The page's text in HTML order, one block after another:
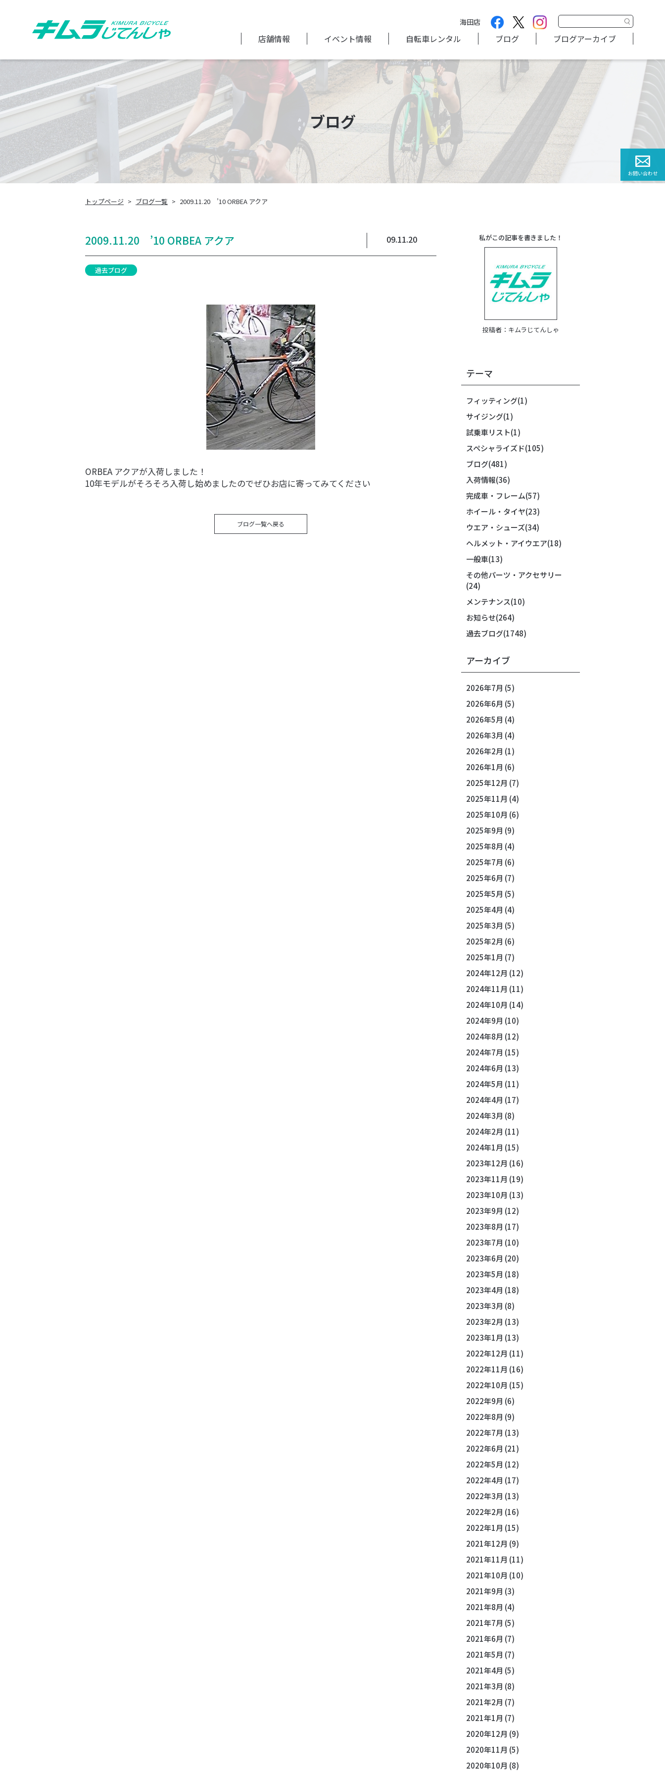
海田店
店舗情報 イベント情報 自転車レンタル ブログ ブログアーカイブ
ブログ
トップページ ブログ一覧 2009.11.20 ’10 ORBEA アクア
2009.11.20 ’10 ORBEA アクア 09.11.20
過去ブログ
ORBEA アクアが入荷しました！
10年モデルがそろそろ入荷し始めましたのでぜひお店に寄ってみてください
ブログ一覧へ戻る
私がこの記事を書きました！
投稿者： キムラじてんしゃ
テーマ
フィッティング(1)
サイジング(1)
試乗車リスト(1)
スペシャライズド(105)
ブログ(481)
入荷情報(36)
完成車・フレーム(57)
ホイール・タイヤ(23)
ウエア・シューズ(34)
ヘルメット・アイウエア(18)
一般車(13)
その他パーツ・アクセサリー
(24)
メンテナンス(10)
お知らせ(264)
過去ブログ(1748)
アーカイブ
2026年7月 (5)
2026年6月 (5)
2026年5月 (4)
2026年3月 (4)
2026年2月 (1)
2026年1月 (6)
2025年12月 (7)
2025年11月 (4)
2025年10月 (6)
2025年9月 (9)
2025年8月 (4)
2025年7月 (6)
2025年6月 (7)
2025年5月 (5)
2025年4月 (4)
2025年3月 (5)
2025年2月 (6)
2025年1月 (7)
2024年12月 (12)
2024年11月 (11)
2024年10月 (14)
2024年9月 (10)
2024年8月 (12)
2024年7月 (15)
2024年6月 (13)
2024年5月 (11)
2024年4月 (17)
2024年3月 (8)
2024年2月 (11)
2024年1月 (15)
2023年12月 (16)
2023年11月 (19)
2023年10月 (13)
2023年9月 (12)
2023年8月 (17)
2023年7月 (10)
2023年6月 (20)
2023年5月 (18)
2023年4月 (18)
2023年3月 (8)
2023年2月 (13)
2023年1月 (13)
2022年12月 (11)
2022年11月 (16)
2022年10月 (15)
2022年9月 (6)
2022年8月 (9)
2022年7月 (13)
2022年6月 (21)
2022年5月 (12)
2022年4月 (17)
2022年3月 (13)
2022年2月 (16)
2022年1月 (15)
2021年12月 (9)
2021年11月 (11)
2021年10月 (10)
2021年9月 (3)
2021年8月 (4)
2021年7月 (5)
2021年6月 (7)
2021年5月 (7)
2021年4月 (5)
2021年3月 (8)
2021年2月 (7)
2021年1月 (7)
2020年12月 (9)
2020年11月 (5)
2020年10月 (8)
お問い合わせ